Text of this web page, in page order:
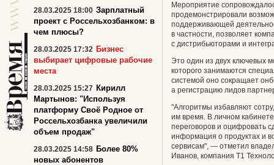
Мероприятие
продемонстрировали
поддерживающей
в частности, позволяет
с дистрибьюторами и
Это один из двух ключевых
которого занимаются
системой оно сокращает
а регистрацию лидов
"Алгоритмы избавляют
им время. В личном
переговоров и оцифровать
информация о продуктах и
сервисам", — отметил
Иванов, компания Т1
28.03.2025 18:00 Зарплатный
проект с Россельхозбанком: в
чем плюсы?
28.03.2025 17:32 Бизнес
выбирает цифровые рабочие
места
28.03.2025 15:27 Кирилл
Мартынов: "Используя
платформу Своё Родное от
Россельхозбанка увеличили
объем продаж"
28.03.2025 14:58 Более 80%
новых абонентов